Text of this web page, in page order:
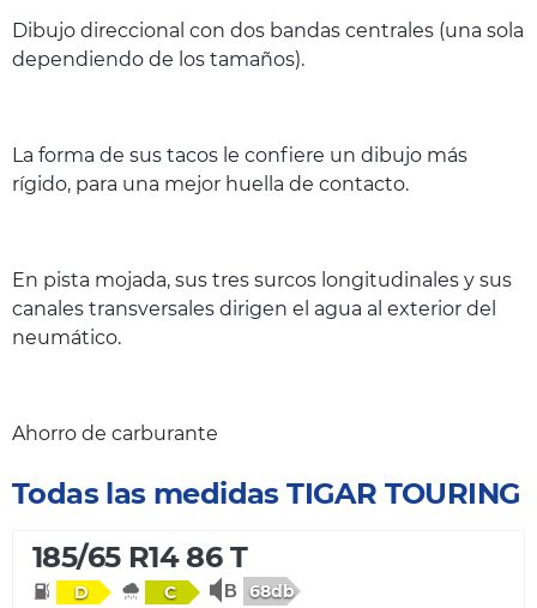
Dibujo direccional con dos bandas centrales (una sola
dependiendo de los tamaños).
La forma de sus tacos le confiere un dibujo más
rígido, para una mejor huella de contacto.
En pista mojada, sus tres surcos longitudinales y sus
canales transversales dirigen el agua al exterior del
neumático.
Ahorro de carburante
Todas las medidas TIGAR TOURING
185/65 R14 86 T
D C 68db